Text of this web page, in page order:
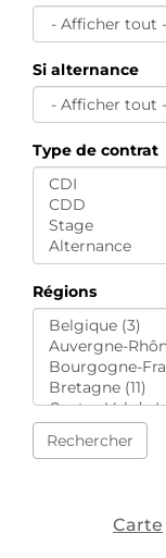
Si alternance
Type de contrat
Régions
Rechercher
Carte